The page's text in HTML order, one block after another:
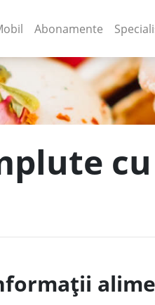
(current)
Abonamente